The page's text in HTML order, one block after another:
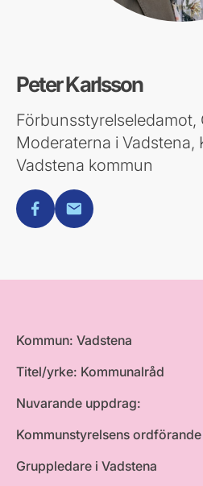
Peter Karlsson
Förbunsstyrelseledamot,
Moderaterna i Vadstena,
Vadstena kommun
facebookE-post
Kommun: Vadstena
Titel/yrke: Kommunalråd
Nuvarande uppdrag:
Kommunstyrelsens ordförande
Gruppledare i Vadstena